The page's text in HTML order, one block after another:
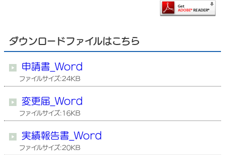
ダウンロードファイルはこちら
申請書_Word
ファイルサイズ:24KB
変更届_Word
ファイルサイズ:16KB
実績報告書_Word
ファイルサイズ:20KB